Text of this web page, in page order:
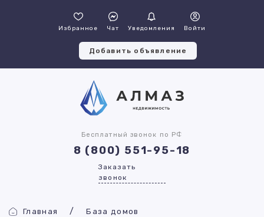
Избранное Чат Уведомления Войти
Добавить объявление
Бесплатный звонок по РФ
8 (800) 551-95-18
Заказать
звонок
Главная База домов